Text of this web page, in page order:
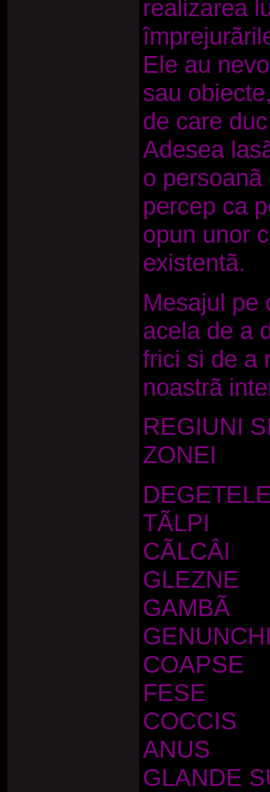
realizarea
Ele au
sau
de care
Adesea
o
percep ca
opun unor
existentã.
Mesajul pe
acela de a
frici si de a
noastrã
REGIUNI
ZONEI
TÃLPI
CÃLCÂI
GLEZNE
GAMBÃ
COAPSE
FESE
COCCIS
ANUS
GLANDE